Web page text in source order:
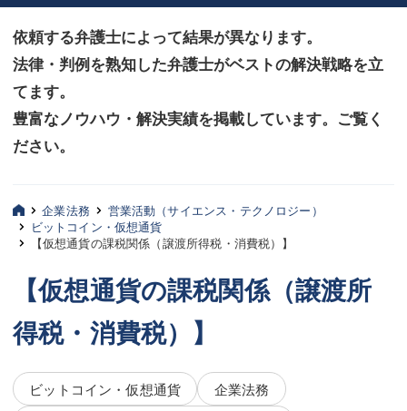
法律相談など（その他）
お客様へ
みずほ中央の特長・実質編
みずほ中央の特長・形式編
三平 聡史
坂本 陽一
桶川 聡
三平 隆史
依頼する弁護士によって結果が異なります。
法律・判例を熟知した弁護士がベストの解決戦略を立
てます。
豊富なノウハウ・解決実績を掲載しています。ご覧く
ださい。
法律相談など（その他）
お客様へ
みずほ中央の特長・実質編
みずほ中央の特長・形式編
三平 聡史
坂本 陽一
桶川 聡
三平 隆史
企業法務
営業活動（サイエンス・テクノロジー）
ビットコイン・仮想通貨
【仮想通貨の課税関係（譲渡所得税・消費税）】
【仮想通貨の課税関係（譲渡所
得税・消費税）】
ビットコイン・仮想通貨
企業法務